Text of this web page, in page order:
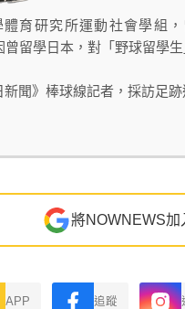
育研究所運動社會學組
留學日本，對「野球留學
聞》棒球線記者，採訪足跡
將NOWNEWS加
APP 追蹤